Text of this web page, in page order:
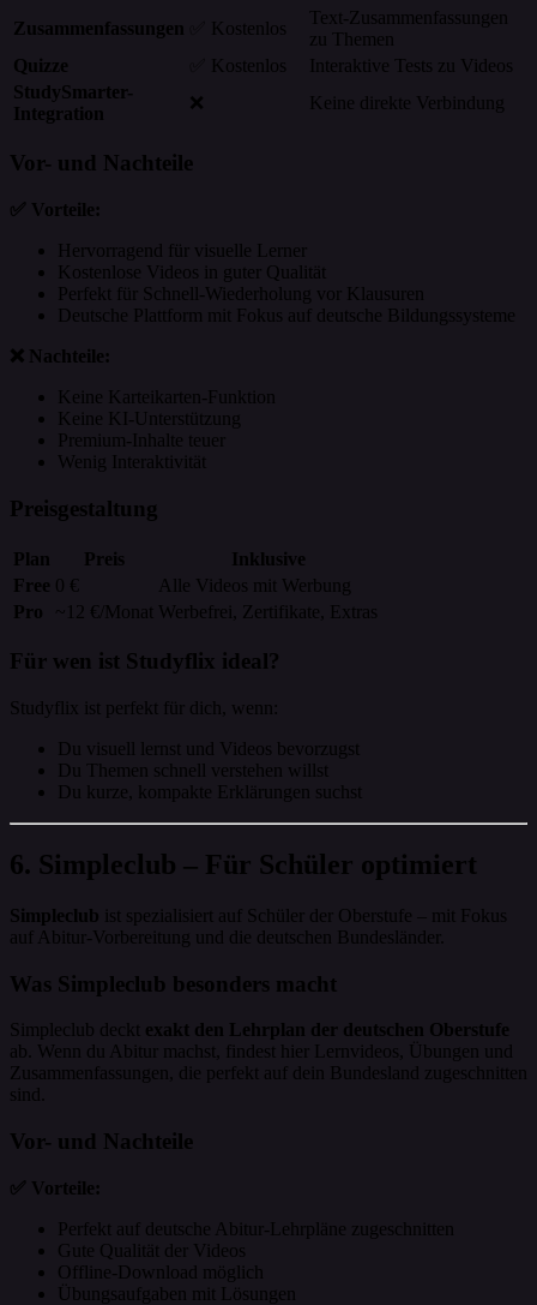
Zusammenfassungen
✅ Kostenlos
Text-Zusammenfassungen
zu Themen
Quizze
✅ Kostenlos
Interaktive Tests zu Videos
StudySmarter-
Integration
❌ Keine direkte Verbindung
Vor- und Nachteile
✅ Vorteile:
Hervorragend für visuelle Lerner
Kostenlose Videos in guter Qualität
Perfekt für Schnell-Wiederholung vor Klausuren
Deutsche Plattform mit Fokus auf deutsche Bildungssysteme
❌ Nachteile:
Keine Karteikarten-Funktion
Keine KI-Unterstützung
Premium-Inhalte teuer
Wenig Interaktivität
Preisgestaltung
Plan Preis
Inklusive
Free 0 €
Alle Videos mit Werbung
Pro
~12 €/Monat Werbefrei, Zertifikate, Extras
Für wen ist Studyflix ideal?
Studyflix ist perfekt für dich, wenn:
Du visuell lernst und Videos bevorzugst
Du Themen schnell verstehen willst
Du kurze, kompakte Erklärungen suchst
6. Simpleclub – Für Schüler optimiert
Simpleclub ist spezialisiert auf Schüler der Oberstufe – mit Fokus
auf Abitur-Vorbereitung und die deutschen Bundesländer.
Was Simpleclub besonders macht
Simpleclub deckt exakt den Lehrplan der deutschen Oberstufe
ab. Wenn du Abitur machst, findest hier Lernvideos, Übungen und
Zusammenfassungen, die perfekt auf dein Bundesland zugeschnitten
sind.
Vor- und Nachteile
✅ Vorteile:
Perfekt auf deutsche Abitur-Lehrpläne zugeschnitten
Gute Qualität der Videos
Offline-Download möglich
Übungsaufgaben mit Lösungen